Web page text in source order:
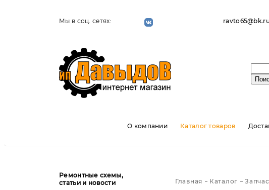
Мы в соц. сетях: ravto65@bk.ru
О компании Каталог товаров
Ремонтные схемы,
статьи и новости
Главная Каталог